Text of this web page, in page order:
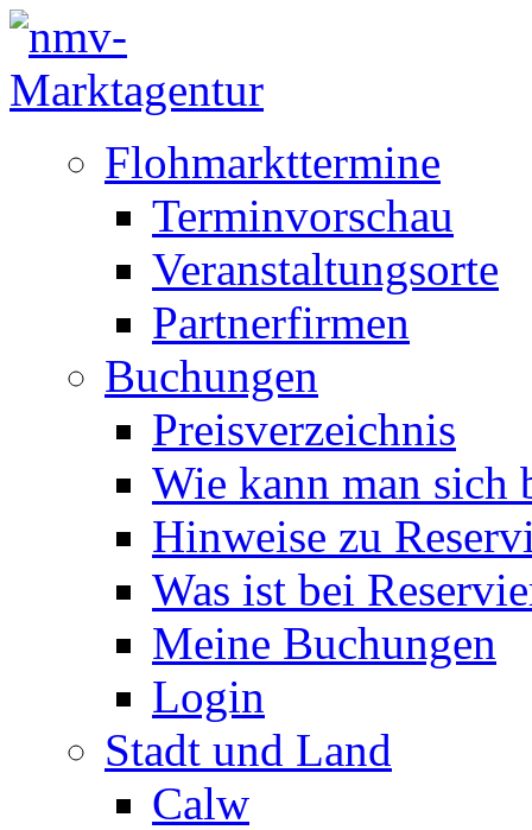
Flohmarkttermine
Terminvorschau
Veranstaltungsorte
Partnerfirmen
Buchungen
Preisverzeichnis
Wie kann man sich
Hinweise zu
Was ist bei
Meine Buchungen
Login
Stadt und Land
Calw